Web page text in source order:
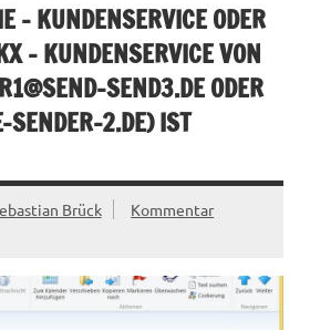
– KUNDENSERVICE ODER
– KUNDENSERVICE VON
SEND3.DEODER
SENDER-2.DE) IST
Brück
Kommentar